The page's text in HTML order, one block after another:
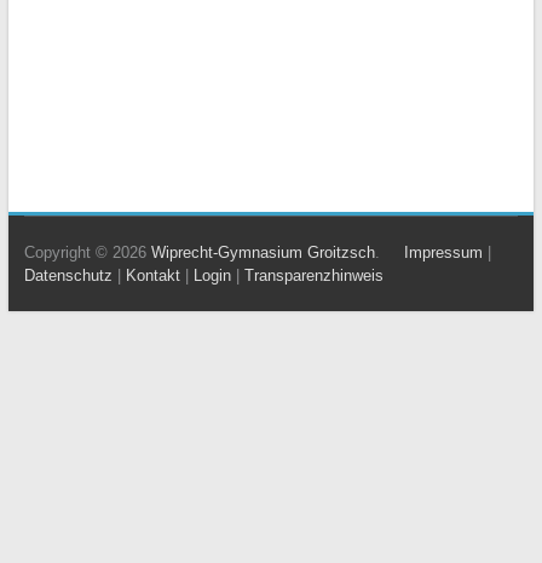
Copyright © 2026 Wiprecht-Gymnasium Groitzsch. Impressum
Datenschutz
Kontakt| Login| Transparenzhinweis